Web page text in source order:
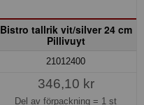
Bistro tallrik vit/silver 24 cm
Pillivuyt
21012400
346,10 kr
Del av förpackning = 1 st